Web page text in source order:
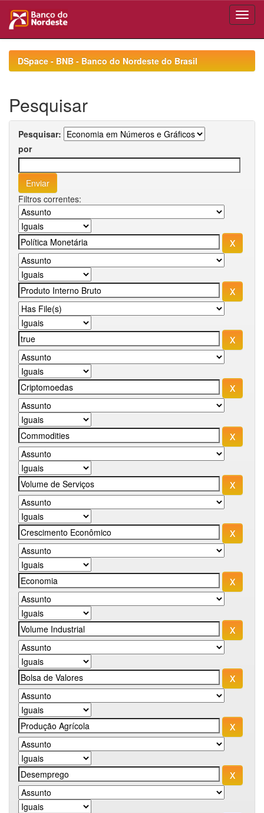
navigationDSpace - BNB - Banco do Nordeste do Brasil
Pesquisar
Pesquisar:
por
Filtros correntes: